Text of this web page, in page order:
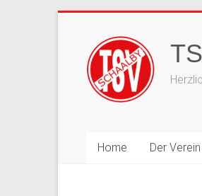
springen
Home Der Verein